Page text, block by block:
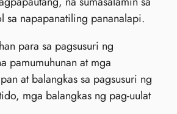
sa napapanatiling pananalapi.
para sa pagsusuri ng
pamumuhunan at mga
at balangkas sa pagsusuri ng
mga balangkas ng pag-uulat